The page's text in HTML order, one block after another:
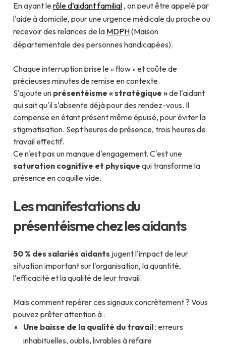
En ayant le rôle d’aidant familial , on peut être appelé par
l'aide à domicile, pour une urgence médicale du proche ou
recevoir des relances de la MDPH(Maison
départementale des personnes handicapées).
Chaque interruption brise le « flow » et coûte de
précieuses minutes de remise en contexte.
S'ajoute un présentéisme « stratégique »de l'aidant
qui sait qu'il s'absente déjà pour des rendez-vous. Il
compense en étant présent même épuisé, pour éviter la
stigmatisation. Sept heures de présence, trois heures de
travail effectif.
Ce n'est pas un manque d'engagement. C'est une
saturation cognitive et physique qui transforme la
présence en coquille vide.
Les manifestations du
présentéisme chez les aidants
50 % des salariés aidants jugent l'impact de leur
situation important sur l'organisation, la quantité,
l'efficacité et la qualité de leur travail.
Mais comment repérer ces signaux concrètement ? Vous
pouvez prêter attention à :
Une baisse de la qualité du travail: erreurs
inhabituelles, oublis, livrables à refaire